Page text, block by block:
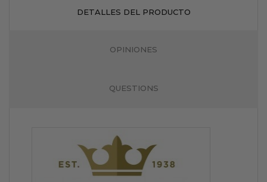
DETALLES DEL PRODUCTO
OPINIONES
QUESTIONS